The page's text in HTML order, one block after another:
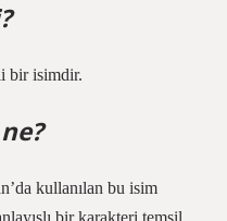
bir isimdir.
kullanılan bu isim
bir karakteri temsil